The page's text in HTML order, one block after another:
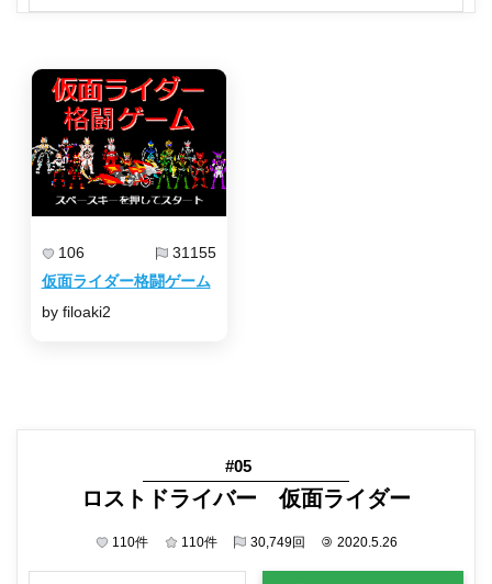
106 31155
仮面ライダー格闘ゲーム
by filoaki2
#05
ロストドライバー 仮面ライダー
110件 110件 30,749回 © 2020.5.26